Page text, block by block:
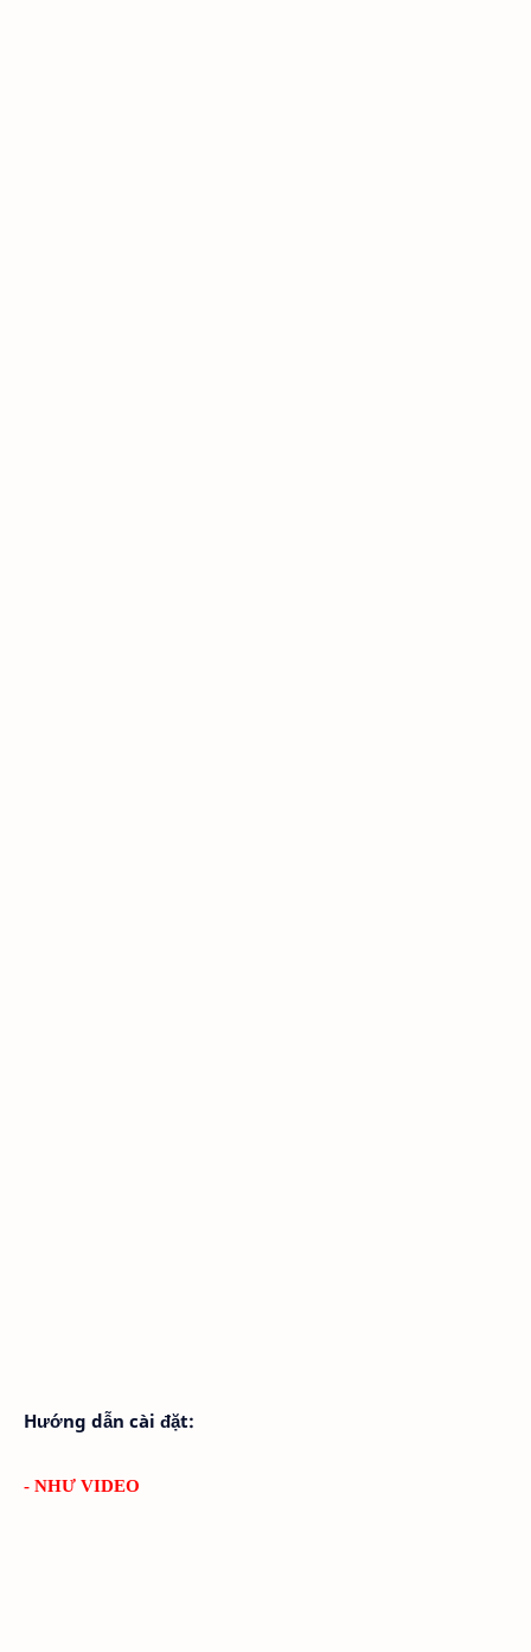
Hướng dẫn cài đặt:
- NHƯ VIDEO